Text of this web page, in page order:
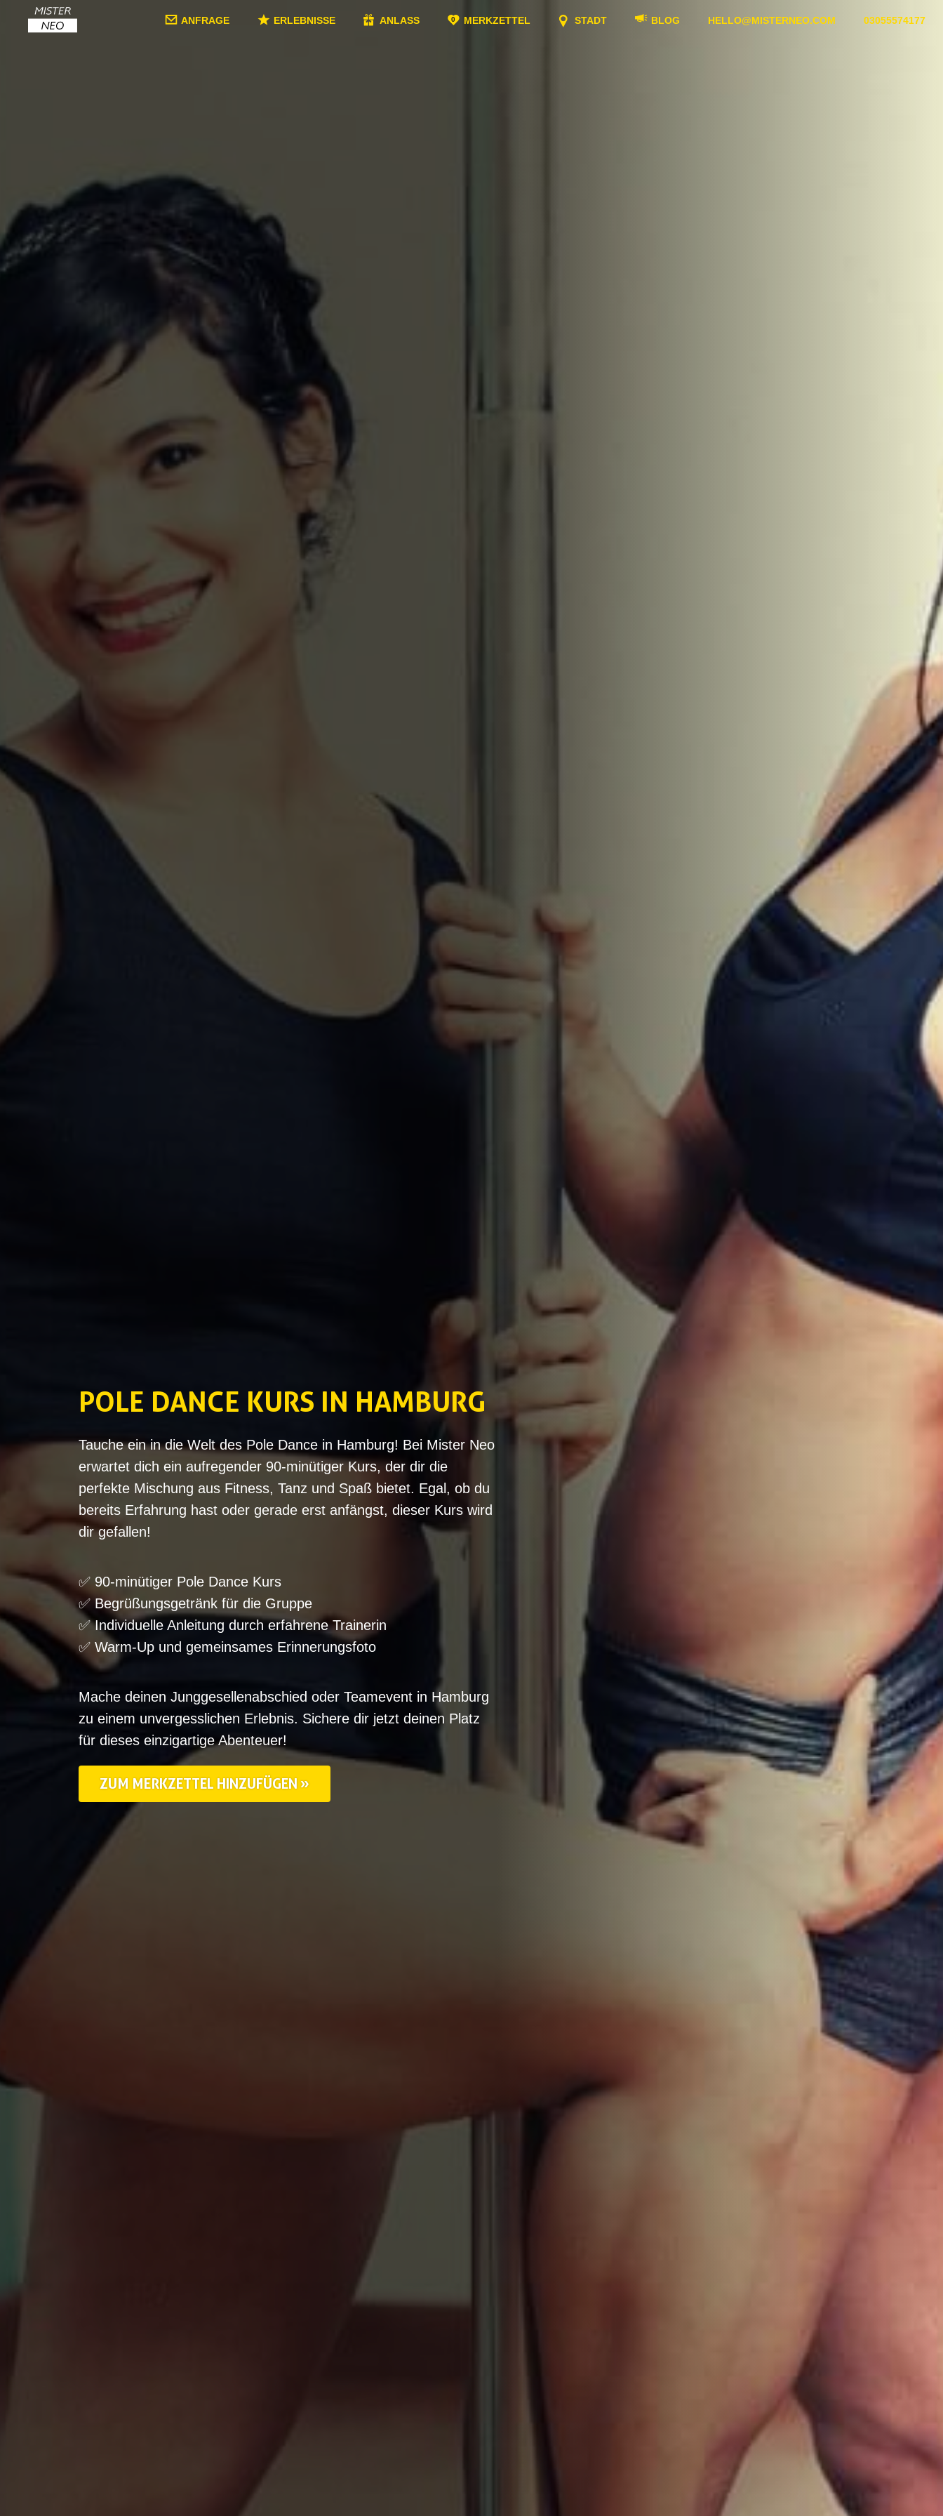
ANFRAGE ERLEBNISSE ANLASS MERKZETTEL STADT BLOG HELLO@MISTERNEO.COM 03055574177
POLE DANCE KURS IN HAMBURG
Tauche ein in die Welt des Pole Dance in Hamburg! Bei Mister Neo
erwartet dich ein aufregender 90-minütiger Kurs, der dir die
perfekte Mischung aus Fitness, Tanz und Spaß bietet. Egal, ob du
bereits Erfahrung hast oder gerade erst anfängst, dieser Kurs wird
dir gefallen!
✅ 90-minütiger Pole Dance Kurs
✅ Begrüßungsgetränk für die Gruppe
✅ Individuelle Anleitung durch erfahrene Trainerin
✅ Warm-Up und gemeinsames Erinnerungsfoto
Mache deinen Junggesellenabschied oder Teamevent in Hamburg
zu einem unvergesslichen Erlebnis. Sichere dir jetzt deinen Platz
für dieses einzigartige Abenteuer!
ZUM MERKZETTEL HINZUFÜGEN »